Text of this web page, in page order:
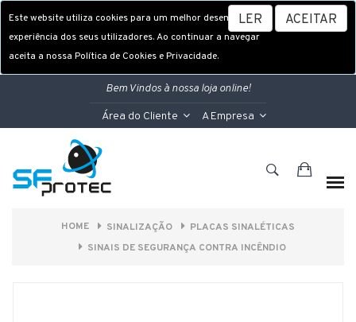
Este website utiliza cookies para um melhor desempenho e
experiência dos seus utilizadores. Ao continuar a navegar
aceita a nossa Política de Cookies e Privacidade.
LER ACEITAR
Bem Vindos à nossa loja online!
Área do Cliente A Empresa
HOME SINALIZAÇÃO
PLACAS SINALÉTICAS
SINAIS DE SEGURANÇA CONTRA INCÊNDIO